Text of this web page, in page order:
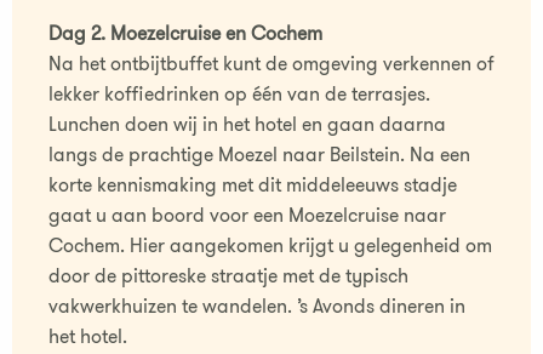
Dag 2. Moezelcruise en Cochem
Na het ontbijtbuffet kunt de omgeving verkennen of
lekker koffiedrinken op één van de terrasjes.
Lunchen doen wij in het hotel en gaan daarna
langs de prachtige Moezel naar Beilstein. Na een
korte kennismaking met dit middeleeuws stadje
gaat u aan boord voor een Moezelcruise naar
Cochem. Hier aangekomen krijgt u gelegenheid om
door de pittoreske straatje met de typisch
vakwerkhuizen te wandelen. ’s Avonds dineren in
het hotel.